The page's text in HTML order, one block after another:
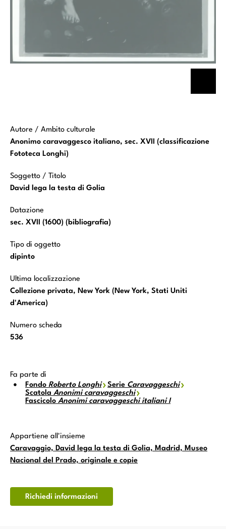
Autore / Ambito culturale
Anonimo caravaggesco italiano, sec. XVII (classificazione
Fototeca Longhi)
Soggetto / Titolo
David lega la testa di Golia
Datazione
sec. XVII (1600) (bibliografia)
Tipo di oggetto
dipinto
Ultima localizzazione
Collezione privata, New York (New York, Stati Uniti
d'America)
Numero scheda
536
Fa parte di
Fondo Roberto Longhi Serie Caravaggeschi
Scatola Anonimi caravaggeschi
Fascicolo Anonimi caravaggeschi italiani I
Appartiene all'insieme
Caravaggio, David lega la testa di Golia, Madrid, Museo
Nacional del Prado, originale e copie
Richiedi informazioni